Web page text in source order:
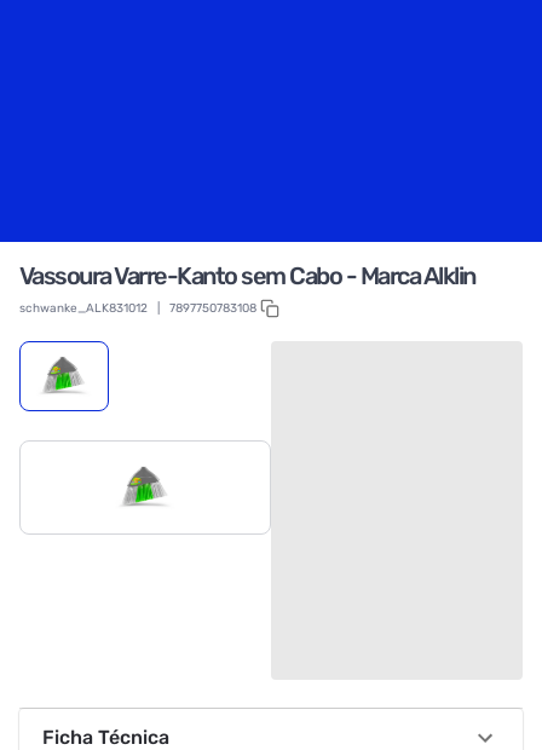
Vassoura Varre-Kanto sem Cabo - Marca Alklin
schwanke_ALK831012 7897750783108
Ficha Técnica